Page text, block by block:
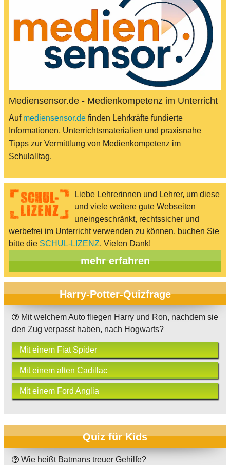
Mediensensor.de - Medienkompetenz im Unterricht
Auf mediensensor.de finden Lehrkräfte fundierte
Informationen, Unterrichtsmaterialien und praxisnahe
Tipps zur Vermittlung von Medienkompetenz im
Schulalltag.
Liebe Lehrerinnen und Lehrer, um diese
und viele weitere gute Webseiten
uneingeschränkt, rechtssicher und
werbefrei im Unterricht verwenden zu können, buchen Sie
bitte die SCHUL-LIZENZ. Vielen Dank!
mehr erfahren
Harry-Potter-Quizfrage
Mit welchem Auto fliegen Harry und Ron, nachdem sie
den Zug verpasst haben, nach Hogwarts?
Mit einem Fiat Spider
Mit einem alten Cadillac
Mit einem Ford Anglia
Quiz für Kids
Wie heißt Batmans treuer Gehilfe?